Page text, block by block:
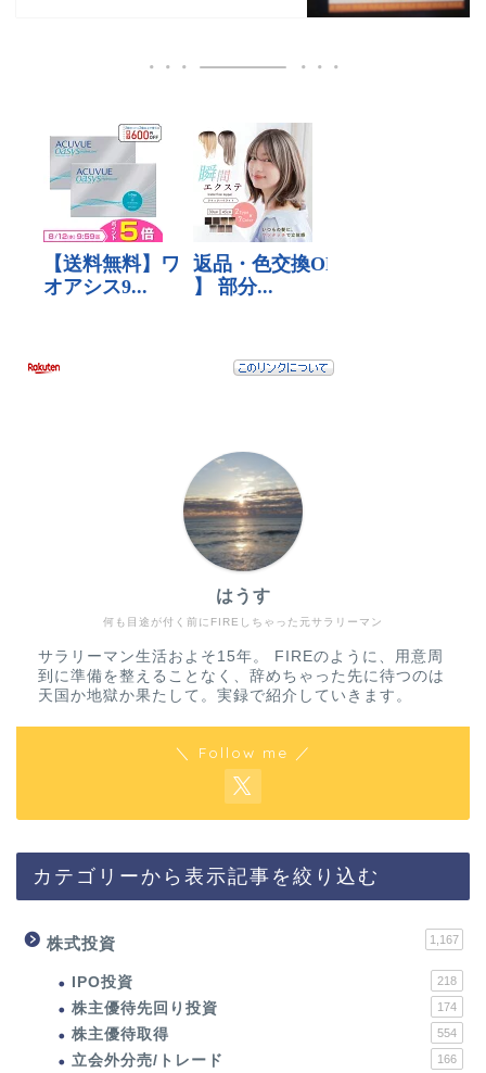
何も目途が付く前にFIREしちゃった元サラリーマン
はうす
サラリーマン生活およそ15年。 FIREのように、用意周
到に準備を整えることなく、辞めちゃった先に待つのは
天国か地獄か果たして。実録で紹介していきます。
＼ Follow me ／
カテゴリーから表示記事を絞り込む
株式投資 1,167
IPO投資 218
株主優待先回り投資 174
株主優待取得 554
立会外分売/トレード 166